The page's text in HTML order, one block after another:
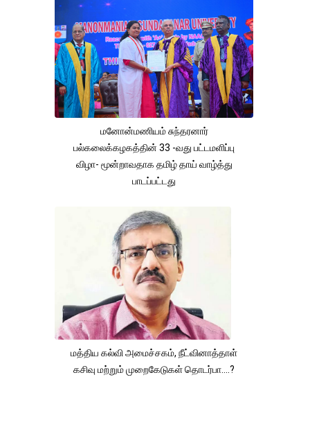
மனோன்மணியம் சுந்தரனார்
பல்கலைக்கழகத்தின் 33 -வது பட்டமளிப்பு
விழா- மூன்றாவதாக தமிழ் தாய் வாழ்த்து
பாடப்பட்டது
மத்திய கல்வி அமைச்சகம், நீட்வினாத்தாள்
கசிவு மற்றும் முறைகேடுகள் தொடர்பா....?